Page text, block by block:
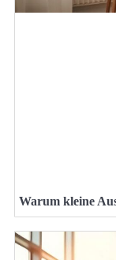
Warum kleine